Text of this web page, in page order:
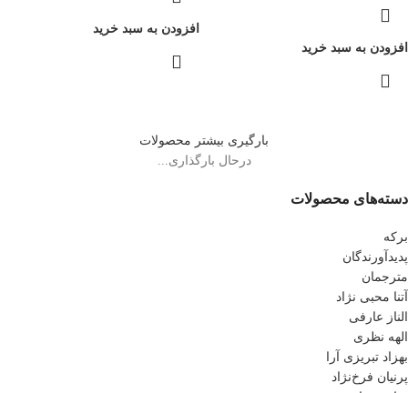
دسته‌های محصولات
برکه
پدیدآورندگان
مترجمان
آتنا محبی نژاد
الناز عارفی
الهه نظری
بهزاد تبریزی آرا
پرنیان فرخ‌نژاد
افزودن به سبد خرید
افزودن به سبد خرید
بارگیری بیشتر محصولات
درحال بارگذاری...